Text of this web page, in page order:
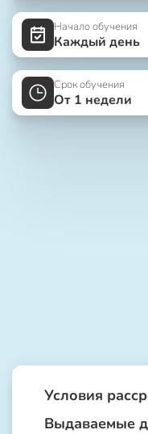
Начало обучения
Каждый день
Срок обучения
От 1 недели
Условия
Выдаваемые